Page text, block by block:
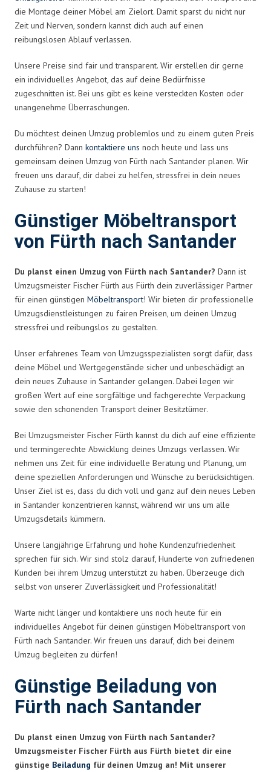
die Montage deiner Möbel am Zielort. Damit sparst du nicht nur
Zeit und Nerven, sondern kannst dich auch auf einen
reibungslosen Ablauf verlassen.
Unsere Preise sind fair und transparent. Wir erstellen dir gerne
ein individuelles Angebot, das auf deine Bedürfnisse
zugeschnitten ist. Bei uns gibt es keine versteckten Kosten oder
unangenehme Überraschungen.
Du möchtest deinen Umzug problemlos und zu einem guten Preis
durchführen? Dann kontaktiere uns noch heute und lass uns
gemeinsam deinen Umzug von Fürth nach Santander planen. Wir
freuen uns darauf, dir dabei zu helfen, stressfrei in dein neues
Zuhause zu starten!
Günstiger Möbeltransport
von Fürth nach Santander
Du planst einen Umzug von Fürth nach Santander? Dann ist
Umzugsmeister Fischer Fürth aus Fürth dein zuverlässiger Partner
für einen günstigen Möbeltransport! Wir bieten dir professionelle
Umzugsdienstleistungen zu fairen Preisen, um deinen Umzug
stressfrei und reibungslos zu gestalten.
Unser erfahrenes Team von Umzugsspezialisten sorgt dafür, dass
deine Möbel und Wertgegenstände sicher und unbeschädigt an
dein neues Zuhause in Santander gelangen. Dabei legen wir
großen Wert auf eine sorgfältige und fachgerechte Verpackung
sowie den schonenden Transport deiner Besitztümer.
Bei Umzugsmeister Fischer Fürth kannst du dich auf eine effiziente
und termingerechte Abwicklung deines Umzugs verlassen. Wir
nehmen uns Zeit für eine individuelle Beratung und Planung, um
deine speziellen Anforderungen und Wünsche zu berücksichtigen.
Unser Ziel ist es, dass du dich voll und ganz auf dein neues Leben
in Santander konzentrieren kannst, während wir uns um alle
Umzugsdetails kümmern.
Unsere langjährige Erfahrung und hohe Kundenzufriedenheit
sprechen für sich. Wir sind stolz darauf, Hunderte von zufriedenen
Kunden bei ihrem Umzug unterstützt zu haben. Überzeuge dich
selbst von unserer Zuverlässigkeit und Professionalität!
Warte nicht länger und kontaktiere uns noch heute für ein
individuelles Angebot für deinen günstigen Möbeltransport von
Fürth nach Santander. Wir freuen uns darauf, dich bei deinem
Umzug begleiten zu dürfen!
Günstige Beiladung von
Fürth nach Santander
Du planst einen Umzug von Fürth nach Santander?
Umzugsmeister Fischer Fürth aus Fürth bietet dir eine
günstige Beiladung für deinen Umzug an! Mit unserer